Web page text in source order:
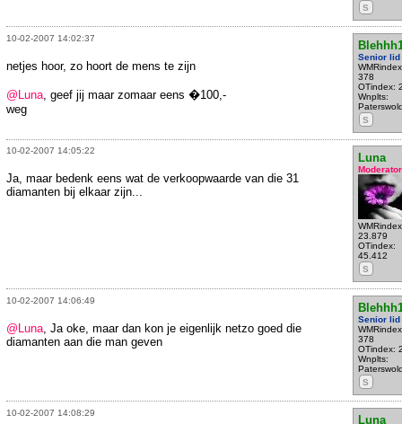
S
10-02-2007 14:02:37
Senior lid
378
OTindex:
Wnplts:
S
netjes hoor, zo hoort de mens te zijn
@Luna, geef jij maar zomaar eens �100,-
weg
10-02-2007 14:05:22
Luna
Moderator
23.879
OTindex:
45.412
S
Ja, maar bedenk eens wat de verkoopwaarde van die 31
diamanten bij elkaar zijn...
10-02-2007 14:06:49
Senior lid
378
OTindex:
Wnplts:
S
@Luna , Ja oke, maar dan kon je eigenlijk netzo goed die
diamanten aan die man geven
10-02-2007 14:08:29
Luna